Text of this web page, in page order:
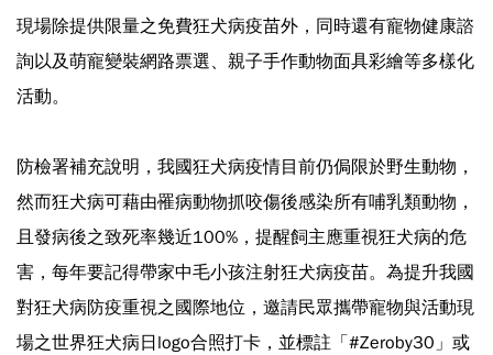
現場除提供限量之免費狂犬病疫苗外，同時還有寵物健康諮
詢以及萌寵變裝網路票選、親子手作動物面具彩繪等多樣化
活動。
防檢署補充說明，我國狂犬病疫情目前仍侷限於野生動物，
然而狂犬病可藉由罹病動物抓咬傷後感染所有哺乳類動物，
且發病後之致死率幾近100%，提醒飼主應重視狂犬病的危
害，每年要記得帶家中毛小孩注射狂犬病疫苗。為提升我國
對狂犬病防疫重視之國際地位，邀請民眾攜帶寵物與活動現
場之世界狂犬病日logo合照打卡，並標註「#Zeroby30」或